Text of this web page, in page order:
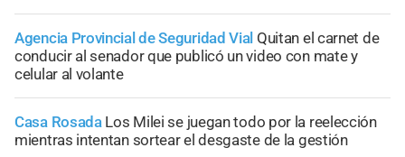
Agencia Provincial de Seguridad Vial Quitan el carnet de
conducir al senador que publicó un video con mate y
celular al volante
Casa Rosada Los Milei se juegan todo por la reelección
mientras intentan sortear el desgaste de la gestión